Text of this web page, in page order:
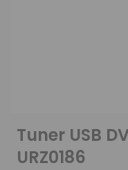
Tuner USB
URZ0186